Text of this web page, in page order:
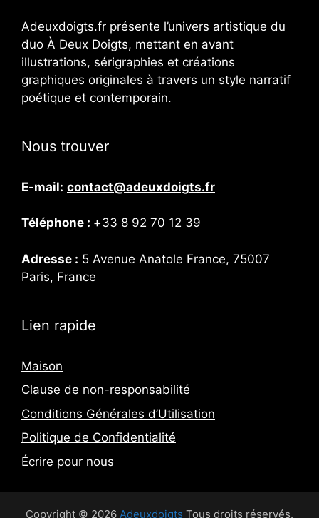
Adeuxdoigts.fr présente l’univers artistique du
duo À Deux Doigts, mettant en avant
illustrations, sérigraphies et créations
graphiques originales à travers un style narratif
poétique et contemporain.
Nous trouver
E-mail: contact@adeuxdoigts.fr
Téléphone : +33 8 92 70 12 39
Adresse : 5 Avenue Anatole France, 75007
Paris, France
Lien rapide
Maison
Clause de non-responsabilité
Conditions Générales d’Utilisation
Politique de Confidentialité
Écrire pour nous
Copyright © 2026 Adeuxdoigts Tous droits réservés.